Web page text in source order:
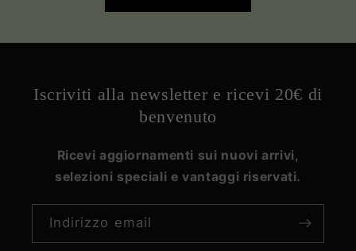
Iscriviti alla newsletter e ricevi 20€ di
benvenuto
Ricevi aggiornamenti sui nuovi arrivi,
selezioni speciali e vantaggi riservati.
Indirizzo email